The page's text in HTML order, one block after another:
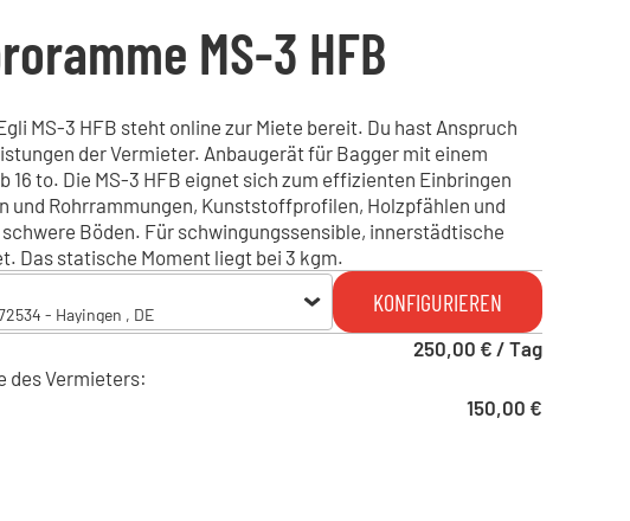
MS-3 HFB
MS-3 HFB steht online zur Miete bereit. Du hast Anspruch
der Vermieter. Anbaugerät für Bagger mit einem
16 to. Die MS-3 HFB eignet sich zum effizienten Einbringen
und Rohrrammungen, Kunststoffprofilen, Holzpfählen und
Böden. Für schwingungssensible, innerstädtische
Das statische Moment liegt bei 3 kgm.
- Hayingen , DE
- Hayingen , DE
KONFIGURIEREN
250,00 € / Tag
des Vermieters:
150,00 €